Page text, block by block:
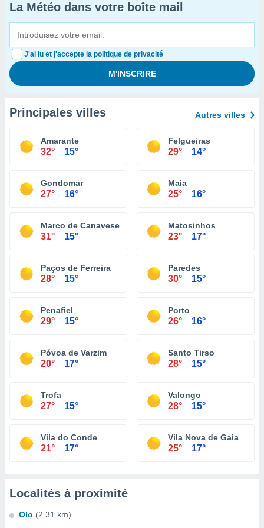
La Météo dans votre boîte mail
J'ai lu et j'accepte la politique de privacité
Principales villes Autres villes
Amarante
32° 15°
Felgueiras
29° 14°
Gondomar
27° 16°
Maia
25° 16°
Marco de Canaveses
31° 15°
Matosinhos
23° 17°
Paços de Ferreira
28° 15°
Paredes
30° 15°
Penafiel
29° 15°
Porto
26° 16°
Póvoa de Varzim
20° 17°
Santo Tirso
28° 15°
Trofa
27° 15°
Valongo
28° 15°
Vila do Conde
21° 17°
Vila Nova de Gaia
25° 17°
Localités à proximité
Olo (2.31 km)